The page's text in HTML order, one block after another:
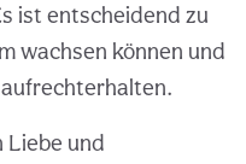
ist entscheidend zu
wachsen können und
Liebe und